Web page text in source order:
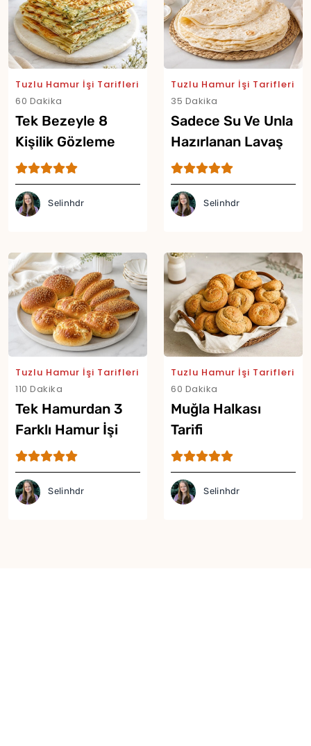
Tuzlu Hamur İşi Tarifleri
60 Dakika
Tek Bezeyle 8
Kişilik Gözleme
Tarifi
Selinhdr
Tuzlu Hamur İşi Tarifleri
35 Dakika
Sadece Su Ve Unla
Hazırlanan Lavaş
Tarifi
Selinhdr
Tuzlu Hamur İşi Tarifleri
110 Dakika
Tek Hamurdan 3
Farklı Hamur İşi
Tarifi
Selinhdr
Tuzlu Hamur İşi Tarifleri
60 Dakika
Muğla Halkası
Tarifi
Selinhdr